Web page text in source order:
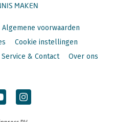
MAKEN
Algemene voorwaarden
Cookie instellingen
Service & Contact Over ons